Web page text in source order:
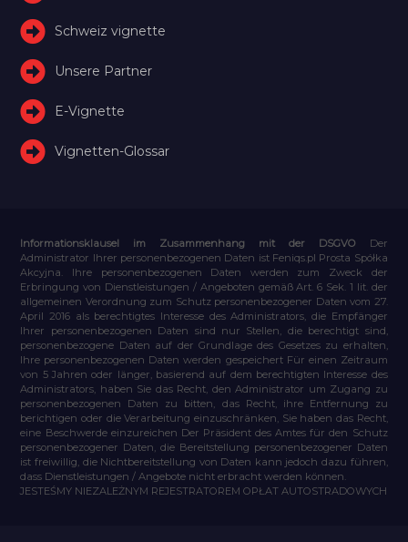
Schweiz vignette
Unsere Partner
E-Vignette
Vignetten-Glossar
Informationsklausel im Zusammenhang mit der DSGVO
Der
Administrator Ihrer personenbezogenen Daten ist Feniqs.pl Prosta Spółka
Akcyjna. Ihre personenbezogenen Daten werden zum Zweck der
Erbringung von Dienstleistungen / Angeboten gemäß Art. 6 Sek. 1 lit. der
allgemeinen Verordnung zum Schutz personenbezogener Daten vom 27.
April 2016 als berechtigtes Interesse des Administrators, die Empfänger
Ihrer personenbezogenen Daten sind nur Stellen, die berechtigt sind,
personenbezogene Daten auf der Grundlage des Gesetzes zu erhalten,
Ihre personenbezogenen Daten werden gespeichert Für einen Zeitraum
von 5 Jahren oder länger, basierend auf dem berechtigten Interesse des
Administrators, haben Sie das Recht, den Administrator um Zugang zu
personenbezogenen Daten zu bitten, das Recht, ihre Entfernung zu
berichtigen oder die Verarbeitung einzuschränken, Sie haben das Recht,
eine Beschwerde einzureichen Der Präsident des Amtes für den Schutz
personenbezogener Daten, die Bereitstellung personenbezogener Daten
ist freiwillig, die Nichtbereitstellung von Daten kann jedoch dazu führen,
dass Dienstleistungen / Angebote nicht erbracht werden können.
JESTEŚMY NIEZALEŻNYM REJESTRATOREM OPŁAT AUTOSTRADOWYCH